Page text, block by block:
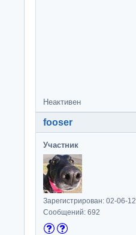
Неактивен
fooser
Участник
Зарегистрирован: 02-06-12
Сообщений: 692